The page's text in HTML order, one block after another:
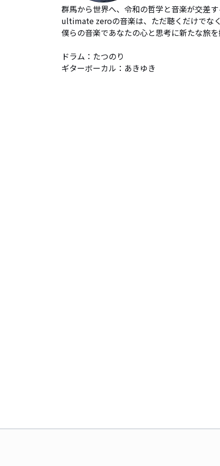
群馬から世界へ、令和の哲学と音楽が交差す
ultimate zeroの音楽は、ただ聴くだけでな
僕らの音楽であなたの心と思考に新たな旅
ドラム：たつのり
ギターボーカル：あきゆき